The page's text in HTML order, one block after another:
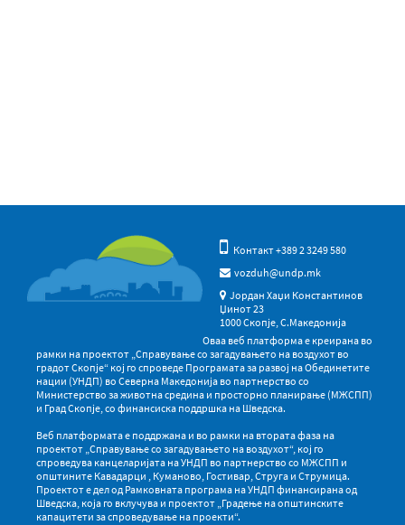
Контакт +389 2 3249 580
vozduh@undp.mk
Јордан Хаџи Константинов
Џинот 23
1000 Скопје, С.Македонија
Оваа веб платформа е креирана во
рамки на проектот „Справување со загадувањето на воздухот во
градот Скопје“ кој го спроведе Програмата за развој на Обединетите
нации (УНДП) во Северна Македонија во партнерство со
Министерство за животна средина и просторно планирање (МЖСПП)
и Град Скопје, со финансиска поддршка на Шведска.
Веб платформата е поддржана и во рамки на втората фаза на
проектот „Справување со загадувањето на воздухот“, кој го
спроведува канцеларијата на УНДП во партнерство со МЖСПП и
општините Кавадарци , Куманово, Гостивар, Струга и Струмица.
Проектот е дел од Рамковната програма на УНДП финансирана од
Шведска, која го вклучува и проектот „Градење на општинските
капацитети за спроведување на проекти“.